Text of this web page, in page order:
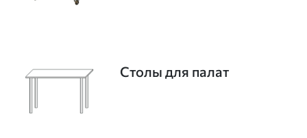
Столы для палат